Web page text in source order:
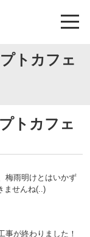
トカフェ
トカフェ
梅雨明けとはいかず
ませんね(..)
事が終わりました！